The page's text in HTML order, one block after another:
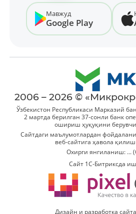
Мавжуд
Google Play
2006 – 2026 ©
Ўзбекистон Республикаси Марказий
2 мартда берилган 37-сонли банк
ошириш ҳуқуқини
Сайтдаги маълумотлардан
веб-сайтига ҳавола
Охирги янгиланиш: ...
Сайт 1C-Битриксда
Дизайн и разработка